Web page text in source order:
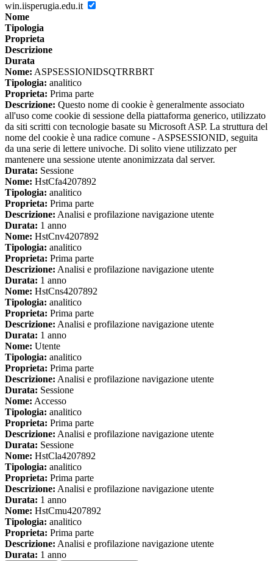
win.iisperugia.edu.it
Nome
Tipologia
Proprieta
Descrizione
Durata
Nome: ASPSESSIONIDSQTRRBRT
Tipologia: analitico
Proprieta: Prima parte
Descrizione: Questo nome di cookie è generalmente associato
all'uso come cookie di sessione della piattaforma generico, utilizzato
da siti scritti con tecnologie basate su Microsoft ASP. La struttura del
nome del cookie è una radice comune - ASPSESSIONID, seguita
da una serie di lettere univoche. Di solito viene utilizzato per
mantenere una sessione utente anonimizzata dal server.
Durata: Sessione
Nome: HstCfa4207892
Tipologia: analitico
Proprieta: Prima parte
Descrizione: Analisi e profilazione navigazione utente
Durata: 1 anno
Nome: HstCnv4207892
Tipologia: analitico
Proprieta: Prima parte
Descrizione: Analisi e profilazione navigazione utente
Durata: 1 anno
Nome: HstCns4207892
Tipologia: analitico
Proprieta: Prima parte
Descrizione: Analisi e profilazione navigazione utente
Durata: 1 anno
Nome: Utente
Tipologia: analitico
Proprieta: Prima parte
Descrizione: Analisi e profilazione navigazione utente
Durata: Sessione
Nome: Accesso
Tipologia: analitico
Proprieta: Prima parte
Descrizione: Analisi e profilazione navigazione utente
Durata: Sessione
Nome: HstCla4207892
Tipologia: analitico
Proprieta: Prima parte
Descrizione: Analisi e profilazione navigazione utente
Durata: 1 anno
Nome: HstCmu4207892
Tipologia: analitico
Proprieta: Prima parte
Descrizione: Analisi e profilazione navigazione utente
Durata: 1 anno